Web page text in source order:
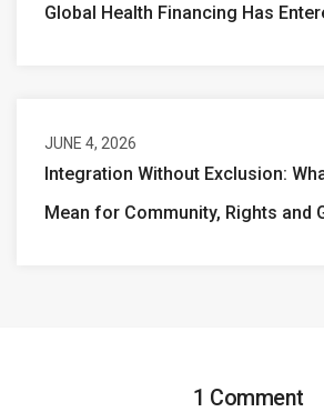
Global Health Financing Has
JUNE 4, 2026
Integration Without Exclusion:
Mean for Community, Rights and
1 Comment